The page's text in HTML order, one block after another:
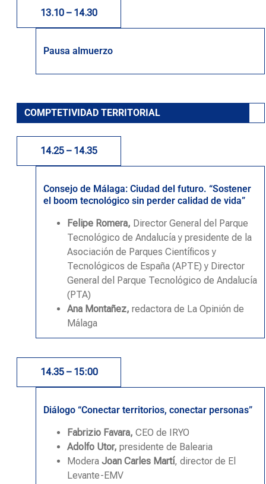
13.10 – 14.30
Pausa almuerzo
COMPTETIVIDAD TERRITORIAL
14.25 – 14.35
Consejo de Málaga: Ciudad del futuro. “Sostener
el boom tecnológico sin perder calidad de vida”
Felipe Romera, Director General del Parque
Tecnológico de Andalucía y presidente de la
Asociación de Parques Científicos y
Tecnológicos de España (APTE) y Director
General del Parque Tecnológico de Andalucía
(PTA)
Ana Montañez, redactora de La Opinión de
Málaga
14.35 – 15:00
Diálogo “Conectar territorios, conectar personas”
Fabrizio Favara, CEO de IRYO
Adolfo Utor, presidente de Balearia
Modera Joan Carles Martí, director de El
Levante-EMV